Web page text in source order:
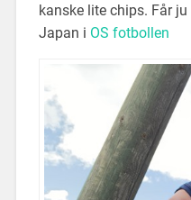
kanske lite chips. Får
Japan i OS fotbollen